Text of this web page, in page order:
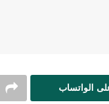
الواتساب